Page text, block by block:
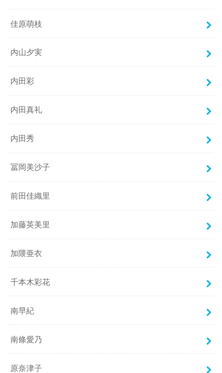
佳原萌枝
内山夕実
内田彩
内田真礼
内田秀
冨岡美沙子
前田佳織里
加藤英美里
加隈亜衣
千本木彩花
南早紀
南條愛乃
原奈津子